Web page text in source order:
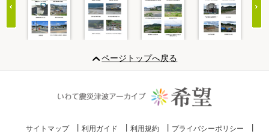
20
ページトップへ戻る
サイトマップ 利用ガイド 利用規約 プライバシーポリシー